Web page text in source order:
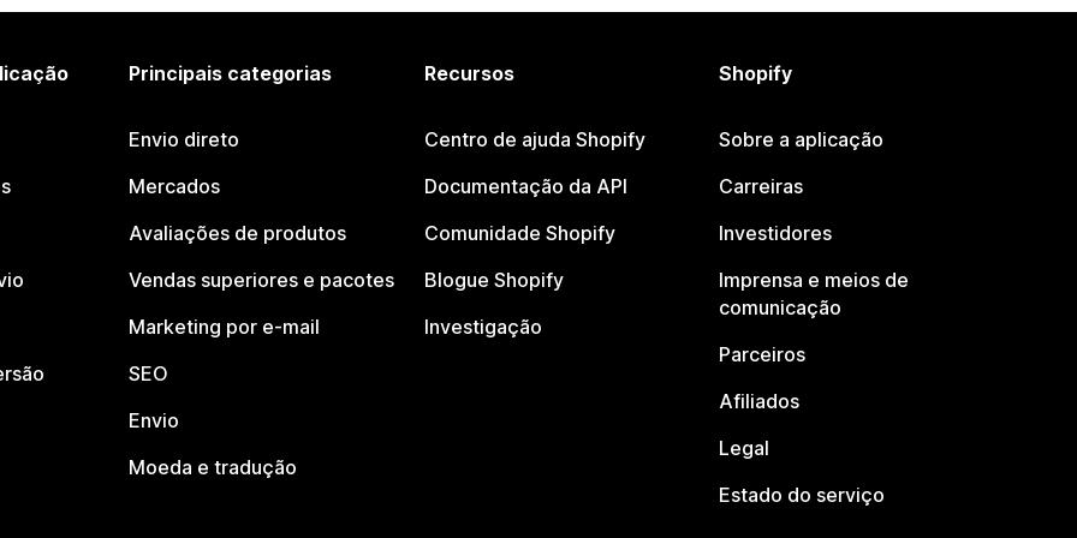
Principais categorias
Envio direto
Mercados
Avaliações de produtos
Vendas superiores e pacotes
Marketing por e-mail
SEO
Envio
Moeda e tradução
Recursos
Centro de ajuda Shopify
Documentação da API
Comunidade Shopify
Blogue Shopify
Investigação
Shopify
Sobre a aplicação
Carreiras
Investidores
Imprensa e meios de
comunicação
Parceiros
Afiliados
Legal
Estado do serviço